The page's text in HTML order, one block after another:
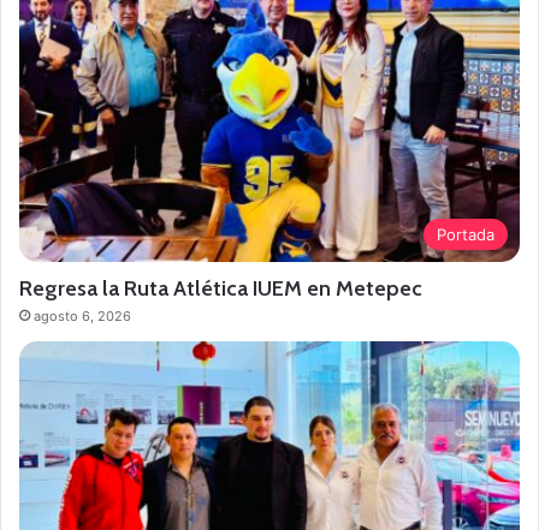
Portada
Regresa la Ruta Atlética IUEM en Metepec
agosto 6, 2026